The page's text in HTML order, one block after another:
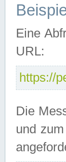
Eine
URL:
https://
Die
und